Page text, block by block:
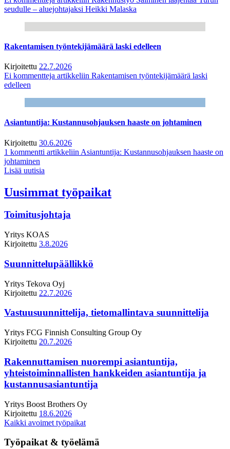
seudulle – aluejohtajaksi Heikki Malaska
Rakentamisen työntekijämäärä laski edelleen
Kirjoitettu 22.7.2026
Ei kommentteja artikkeliin Rakentamisen työntekijämäärä laski
edelleen
Asiantuntija: Kustannusohjauksen haaste on johtaminen
Kirjoitettu 30.6.2026
1 kommentti artikkeliin Asiantuntija: Kustannusohjauksen haaste on
johtaminen
Lisää uutisia
Uusimmat työpaikat
Toimitusjohtaja
Yritys KOAS
Kirjoitettu 3.8.2026
Suunnittelupäällikkö
Yritys Tekova Oyj
Kirjoitettu 22.7.2026
Vastuusuunnittelija, tietomallintava suunnittelija
Yritys FCG Finnish Consulting Group Oy
Kirjoitettu 20.7.2026
Rakennuttamisen nuorempi asiantuntija,
yhteistoiminnallisten hankkeiden asiantuntija ja
kustannusasiantuntija
Yritys Boost Brothers Oy
Kirjoitettu 18.6.2026
Kaikki avoimet työpaikat
Työpaikat & työelämä